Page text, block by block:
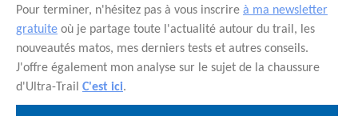
Pour terminer, n'hésitez pas à vous inscrire à ma newsletter
gratuite où je partage toute l'actualité autour du trail, les
nouveautés matos, mes derniers tests et autres conseils.
J'offre également mon analyse sur le sujet de la chaussure
d'Ultra-Trail C'est ici.